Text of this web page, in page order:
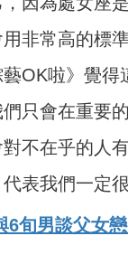
非常高的標
OK啦》覺得
只會在重要
不在乎的人
表我們一定很
6旬男談父女